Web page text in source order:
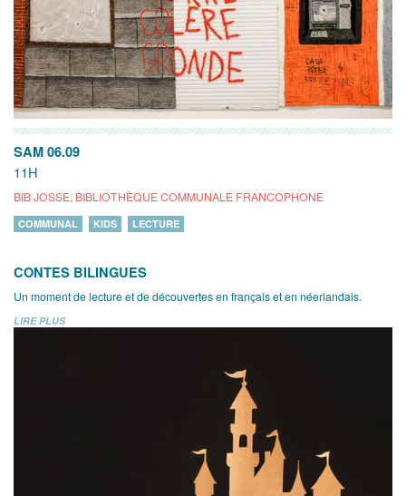
SAM 06.09
11H
BIB JOSSE, BIBLIOTHÈQUE COMMUNALE FRANCOPHONE
COMMUNAL KIDS LECTURE
CONTES BILINGUES
Un moment de lecture et de découvertes en français et en néerlandais.
LIRE PLUS